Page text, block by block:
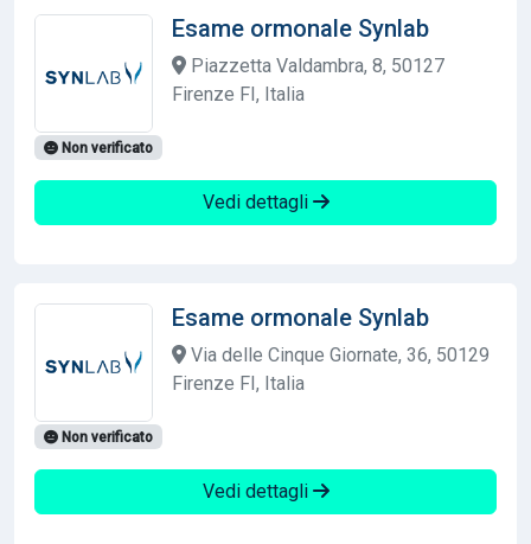
Esame ormonale Synlab
Piazzetta Valdambra, 8, 50127
Firenze FI, Italia
Non verificato
Vedi dettagli
Esame ormonale Synlab
Via delle Cinque Giornate, 36, 50129
Firenze FI, Italia
Non verificato
Vedi dettagli